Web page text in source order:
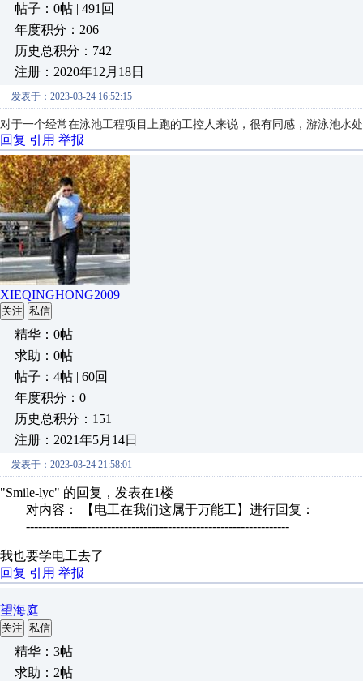
帖子：0帖 | 491回
年度积分：206
历史总积分：742
注册：2020年12月18日
发表于：2023-03-24 16:52:15
对于一个经常在泳池工程项目上跑的工控人来说， 很有同感， 游泳池水
回复 引用 举报
XIEQINGHONG2009
关注 私信
精华：0帖
求助：0帖
帖子：4帖 | 60回
年度积分：0
历史总积分：151
注册：2021年5月14日
发表于：2023-03-24 21:58:01
"Smile-lyc" 的回复，发表在1楼
对内容： 【电工在我们这属于万能工】进行回复：
-----------------------------------------------------------------
我也要学电工去了
回复 引用 举报
望海庭
关注 私信
精华：3帖
求助：2帖